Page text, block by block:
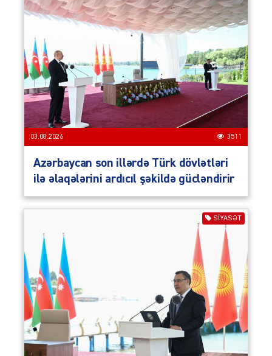
03.08.2026 3511
Azərbaycan son illərdə Türk dövlətləri
ilə əlaqələrini ardıcıl şəkildə gücləndirir
SIYASƏT